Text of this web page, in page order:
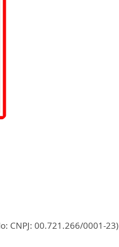
CNPJ: 00.721.266/0001-23)